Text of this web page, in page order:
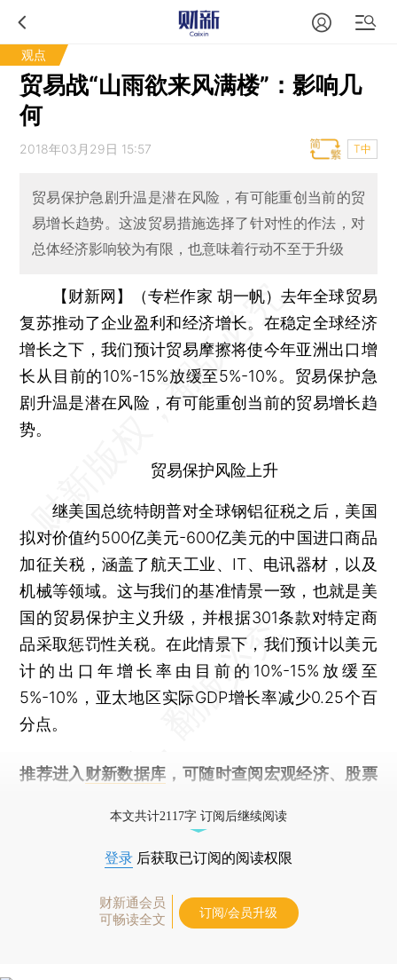
观点
贸易战“山雨欲来风满楼”：影响几
何
2018年03月29日 15:57 T中
贸易保护急剧升温是潜在风险，有可能重创当前的贸
易增长趋势。这波贸易措施选择了针对性的作法，对
总体经济影响较为有限，也意味着行动不至于升级
【财新网】（专栏作家 胡一帆）去年全球贸易
复苏推动了企业盈利和经济增长。在稳定全球经济
增长之下，我们预计贸易摩擦将使今年亚洲出口增
长从目前的10%-15%放缓至5%-10%。贸易保护急
剧升温是潜在风险，有可能重创当前的贸易增长趋
势。
贸易保护风险上升
继美国总统特朗普对全球钢铝征税之后，美国
拟对价值约500亿美元-600亿美元的中国进口商品
加征关税，涵盖了航天工业、IT、电讯器材，以及
机械等领域。这与我们的基准情景一致，也就是美
国的贸易保护主义升级，并根据301条款对特定商
品采取惩罚性关税。在此情景下，我们预计以美元
计的出口年增长率由目前的10%-15%放缓至
5%-10%，亚太地区实际GDP增长率减少0.25个百
分点。
推荐进入 财新数据库 ，可随时查阅宏观经济、股票
本文共计2117字 订阅后继续阅读
登录 后获取已订阅的阅读权限
财新通会员
可畅读全文
订阅/会员升级